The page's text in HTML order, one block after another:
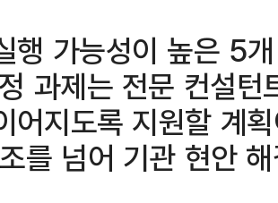
행 가능성이 높은 5
과제는 전문 컨설
어지도록 지원할 계
를 넘어 기관 현안